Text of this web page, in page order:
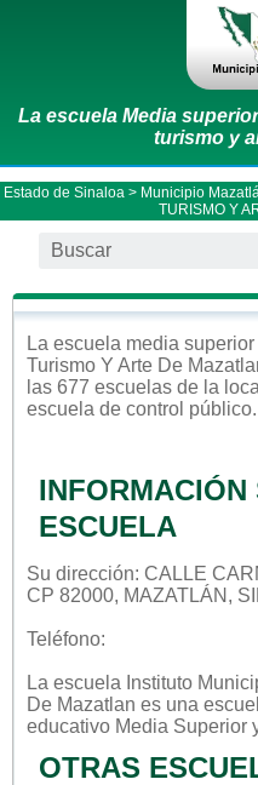
La escuela Media
turismo y
Estado de Sinaloa > Municipio
TURISMO Y
La escuela media superior
Turismo Y Arte De
las 677 escuelas de la
escuela de control público.
ESCUELA
Su dirección: CALLE
CP 82000, MAZATLÁN,
Teléfono:
La escuela Instituto
De Mazatlan es una
educativo Media Superior
OTRAS